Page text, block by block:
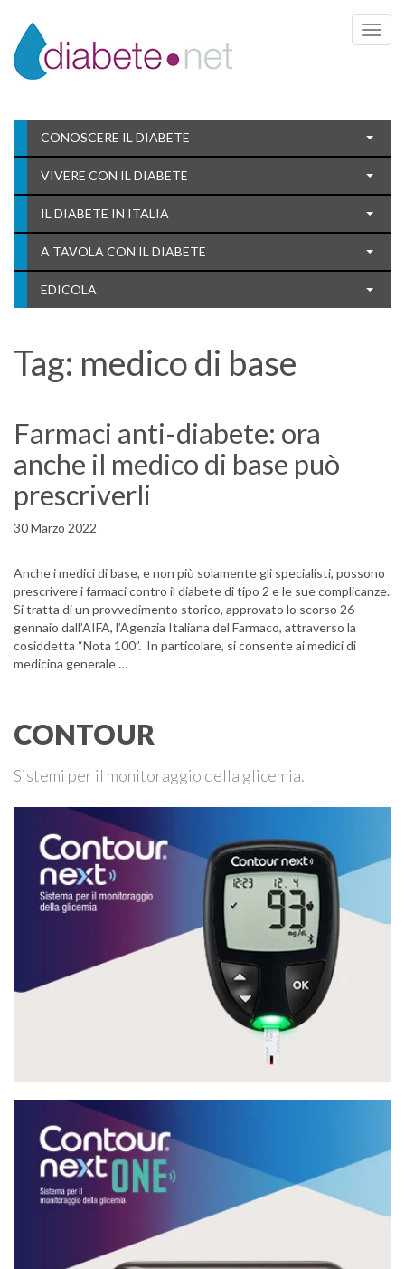
Toggle
CONOSCERE IL DIABETE
VIVERE CON IL DIABETE
IL DIABETE IN ITALIA
A TAVOLA CON IL DIABETE
EDICOLA
Tag: medico di base
Farmaci anti-diabete: ora
anche il medico di base può
prescriverli
30 Marzo 2022
Anche i medici di base, e non più solamente gli specialisti, possono
prescrivere i farmaci contro il diabete di tipo 2 e le sue complicanze.
Si tratta di un provvedimento storico, approvato lo scorso 26
gennaio dall’AIFA, l’Agenzia Italiana del Farmaco, attraverso la
cosiddetta “Nota 100”. In particolare, si consente ai medici di
medicina generale …
CONTOUR
Sistemi per il monitoraggio della glicemia.